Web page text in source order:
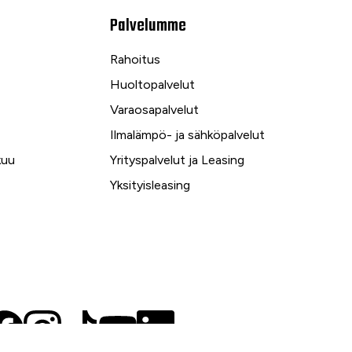
Palvelumme
Rahoitus
Huoltopalvelut
Varaosapalvelut
Ilmalämpö- ja sähköpalvelut
Yrityspalvelut ja Leasing
Yksityisleasing